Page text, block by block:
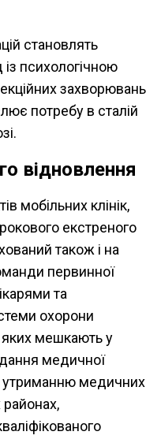
становлять
із психологічною
захворювань
потребу в сталій
відновлення
мобільних клінік,
екстреного
також і на
первинної
та
охорони
яких мешкають у
медичної
утриманню медичних
районах,